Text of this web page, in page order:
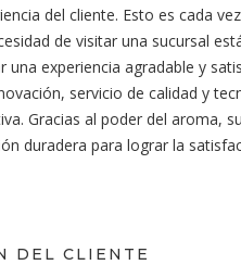
del cliente. Esto es cada
de visitar una sucursal
una experiencia agradable y
servicio de calidad y
Gracias al poder del aroma,
duradera para lograr la
DEL CLIENTE